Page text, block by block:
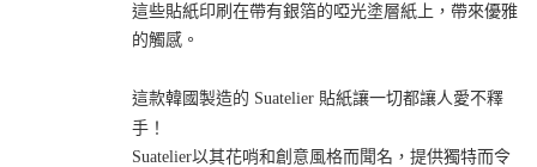
這些貼紙印刷在帶有銀箔的啞光塗層紙上，帶來優雅
的觸感。
這款韓國製造的 Suatelier 貼紙讓一切都讓人愛不釋
手！
Suatelier以其花哨和創意風格而聞名，提供獨特而令